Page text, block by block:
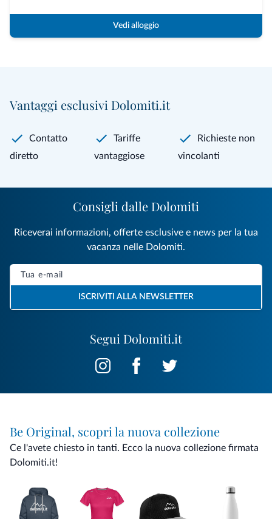
Vedi alloggio
Vantaggi esclusivi Dolomiti.it
Contatto
diretto
Tariffe
vantaggiose
Richieste non
vincolanti
Segui Dolomiti.it
Consigli dalle Dolomiti
Riceverai informazioni, offerte esclusive e news per la tua
vacanza nelle Dolomiti.
ISCRIVITI ALLA NEWSLETTER
Be Original, scopri la nuova collezione
Ce l'avete chiesto in tanti. Ecco la nuova collezione firmata
Dolomiti.it!